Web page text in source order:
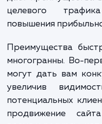
потенциальных
дает
целевого
повышения
Преимущества